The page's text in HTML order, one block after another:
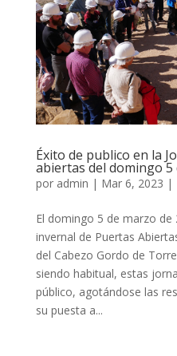
Éxito de publico en la
abiertas del domingo 5
por admin | Mar 6, 2023 |
El domingo 5 de marzo
invernal de Puertas
del Cabezo Gordo de
siendo habitual, estas
público, agotándose las
su puesta a...